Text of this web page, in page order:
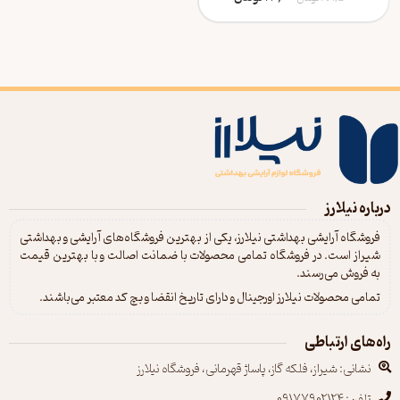
درباره نیلارز
فروشگاه آرایشی بهداشتی نیلارز، یکی از بهترین فروشگاه‌های آرایشی و بهداشتی
شیراز است. در فروشگاه تمامی محصولات با ضمانت اصالت و با بهترین قیمت
به فروش می‌رسند.
تمامی محصولات نیلارز اورجینال و دارای تاریخ انقضا و بچ کد معتبر می‌باشند.
راه‌های ارتباطی
نشانی: شیراز، فلکه گاز، پاساژ قهرمانی، فروشگاه نیلارز